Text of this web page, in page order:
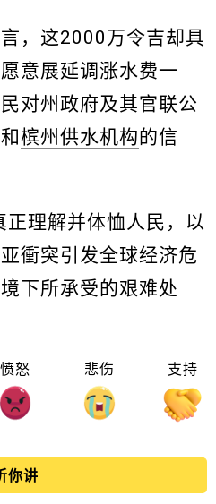
，这2000万令吉却具
意展延调涨水费一
对州政府及其官联公
槟州供水机构的信
正理解并体恤人民，以
衝突引发全球经济危
下所承受的艰难处
愤怒 悲伤 支持
你讲